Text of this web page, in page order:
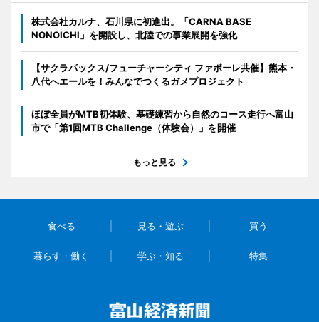
株式会社カルナ、石川県に初進出。「CARNA BASE
NONOICHI」を開設し、北陸での事業展開を強化
【サクラパックス/フューチャーシティ ファボーレ共催】熊本・
八代へエールを！みんなでつくるガメプロジェクト
ほぼ全員がMTB初体験、基礎練習から自然のコース走行へ富山
市で「第1回MTB Challenge（体験会）」を開催
もっと見る
食べる 見る・遊ぶ 買う
暮らす・働く 学ぶ・知る 特集